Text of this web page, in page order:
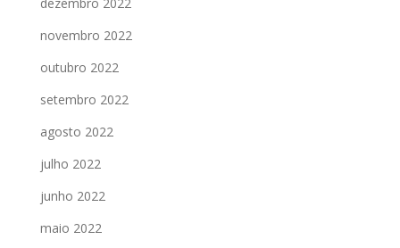
novembro 2022
outubro 2022
setembro 2022
agosto 2022
julho 2022
junho 2022
maio 2022